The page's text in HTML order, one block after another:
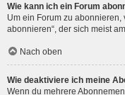
Wie kann ich ein Forum
Um ein Forum zu abonnieren,
abonnieren“, der sich meist
Nach oben
Wie deaktiviere ich meine
Wenn du mehrere